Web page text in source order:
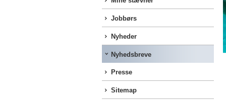
Jobbørs
Nyheder
Nyhedsbreve
Presse
Sitemap